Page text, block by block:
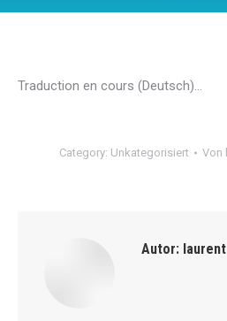
Traduction en cours (Deutsch)…
Category: Unkategorisiert Von
Autor: laurent